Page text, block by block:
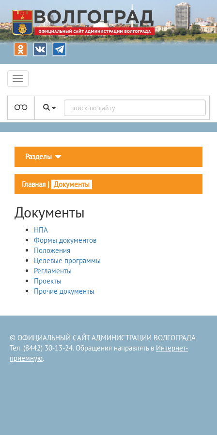
Разделы
Главная | Документы
Документы
НПА
Формы документов
Положения
Целевые программы
Регламенты
Проекты
Прочие документы
© ОФИЦИАЛЬНЫЙ САЙТ АДМИНИСТРАЦИИ ВОЛГОГРАДА
Тел. (8442) 30-13-24. Обращения направлять в Интернет-
приемную.